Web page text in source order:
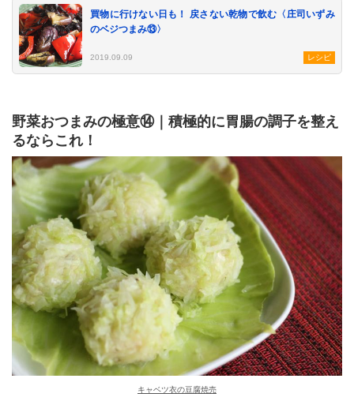
買物に行けない日も！ 戻さない乾物で飲む〈庄司いずみ
のベジつまみ⑬〉
2019.09.09 レシピ
野菜おつまみの極意⑭｜積極的に胃腸の調子を整え
るならこれ！
キャベツ衣の豆腐焼売